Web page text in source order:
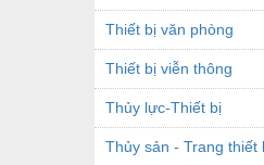
Thiết bị văn phòng
Thiết bị viễn thông
Thủy lực-Thiết bị
Thủy sản - Trang thiết